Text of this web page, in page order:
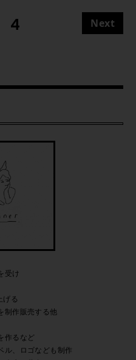
Next
4
受け
る
制作販売する他
作るなど
ル、ロゴなども制作